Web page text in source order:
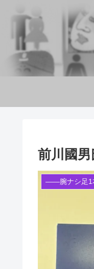
前川國
――腕ナシ足1